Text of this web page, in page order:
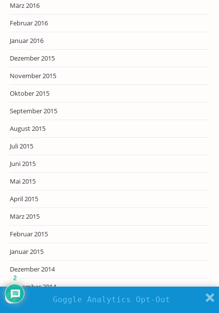
März 2016
Februar 2016
Januar 2016
Dezember 2015
November 2015
Oktober 2015
September 2015
August 2015
Juli 2015
Juni 2015
Mai 2015
April 2015
März 2015
Februar 2015
Januar 2015
Dezember 2014
November 2014
Oktober 2014
Goggle Analytics Opt-Out
2